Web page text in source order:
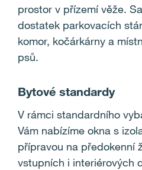
prostor v přízemí věže.
dostatek parkovacích
komor, kočárkárny a
psů.
Bytové standardy
V rámci standardního
Vám nabízíme okna s
přípravou na předokenní
vstupních i interiérových